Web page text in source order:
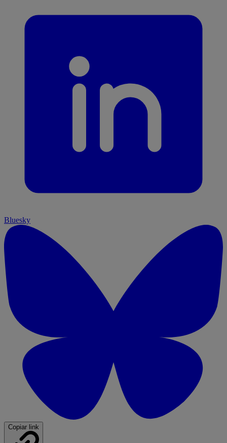
Bluesky
Copiar link